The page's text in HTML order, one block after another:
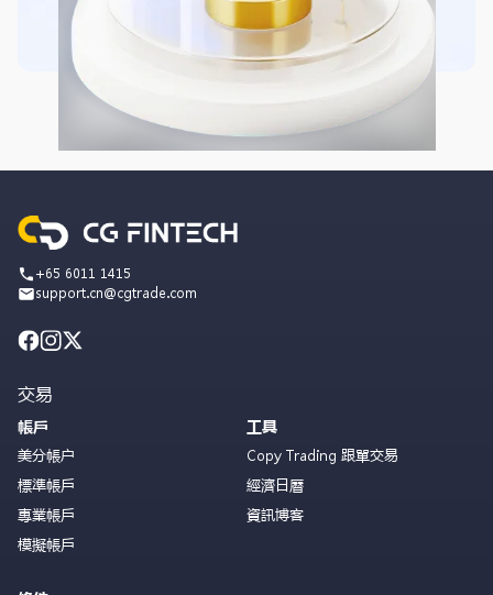
+65 6011 1415
support.cn@cgtrade.com
交易
帳戶
美分帳户
標準帳戶
專業帳戶
模擬帳戶
工具
Copy Trading 跟單交易
經濟日曆
資訊博客